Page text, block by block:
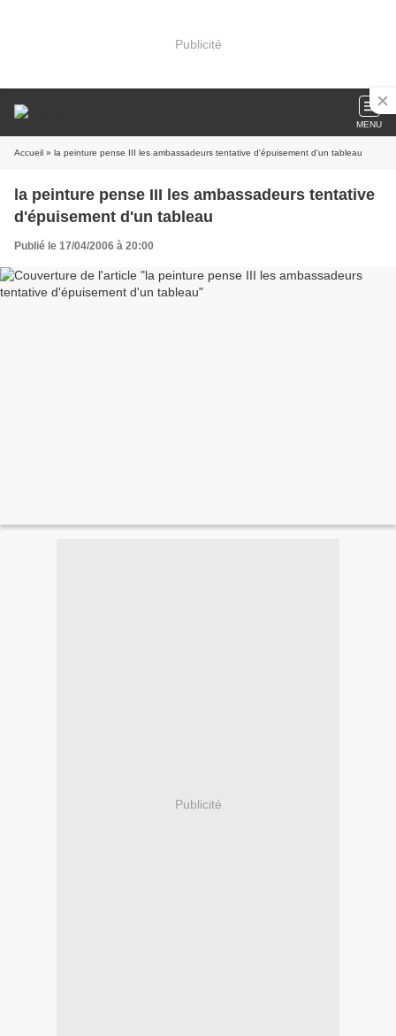
Publicité
MENU
Accueil » la peinture pense III les ambassadeurs tentative d'épuisement d'un tableau
la peinture pense III les ambassadeurs tentative
d'épuisement d'un tableau
Publié le 17/04/2006 à 20:00
Publicité